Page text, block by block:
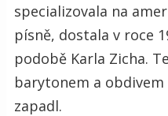
specializovala na
písně, dostala v roce
podobě Karla Zicha.
barytonem a
zapadl.